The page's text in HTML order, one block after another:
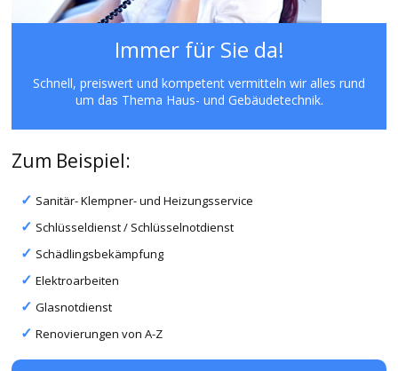
Immer für Sie da!
Schnell, preiswert und kompetent vermitteln wir alles rund
um das Thema Haus- und Gebäudetechnik.
Zum Beispiel:
Sanitär- Klempner- und Heizungsservice
Schlüsseldienst / Schlüsselnotdienst
Schädlingsbekämpfung
Elektroarbeiten
Glasnotdienst
Renovierungen von A-Z